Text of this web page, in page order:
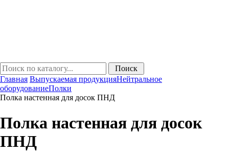
Главная Выпускаемая продукцияНейтральное
оборудованиеПолки
Полка настенная для досок ПНД
Полка настенная для досок
ПНД